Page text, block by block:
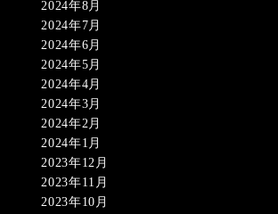
2024年8月
2024年7月
2024年6月
2024年5月
2024年4月
2024年3月
2024年2月
2024年1月
2023年12月
2023年11月
2023年10月